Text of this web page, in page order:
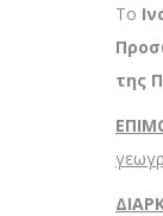
Το
της